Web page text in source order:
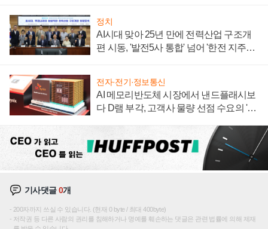
정치
AI시대 맞아 25년 만에 전력산업 구조개
편 시동, '발전5사 통합' 넘어 '한전 지주사'
전자·전기·정보통신
AI 메모리반도체 시장에서 낸드플래시보
다 D램 부각, 고객사 물량 선점 수요의 '우
기사댓글0개
200자까지 쓰실 수 있습니다. (현재 0 byte / 최대 400byte)
저작권 등 다른 사람의 권리를 침해하거나 명예를 훼손하는 댓글은 관련 법률에 의해 제재